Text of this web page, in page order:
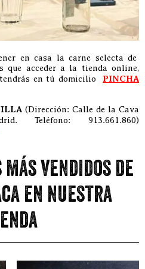
en casa la carne selecta de
que acceder a la tienda online,
en tú domicilio PINCHA
(Dirección: Calle de la Cava
Teléfono: 913.661.860)
vendidos de
en nuestra